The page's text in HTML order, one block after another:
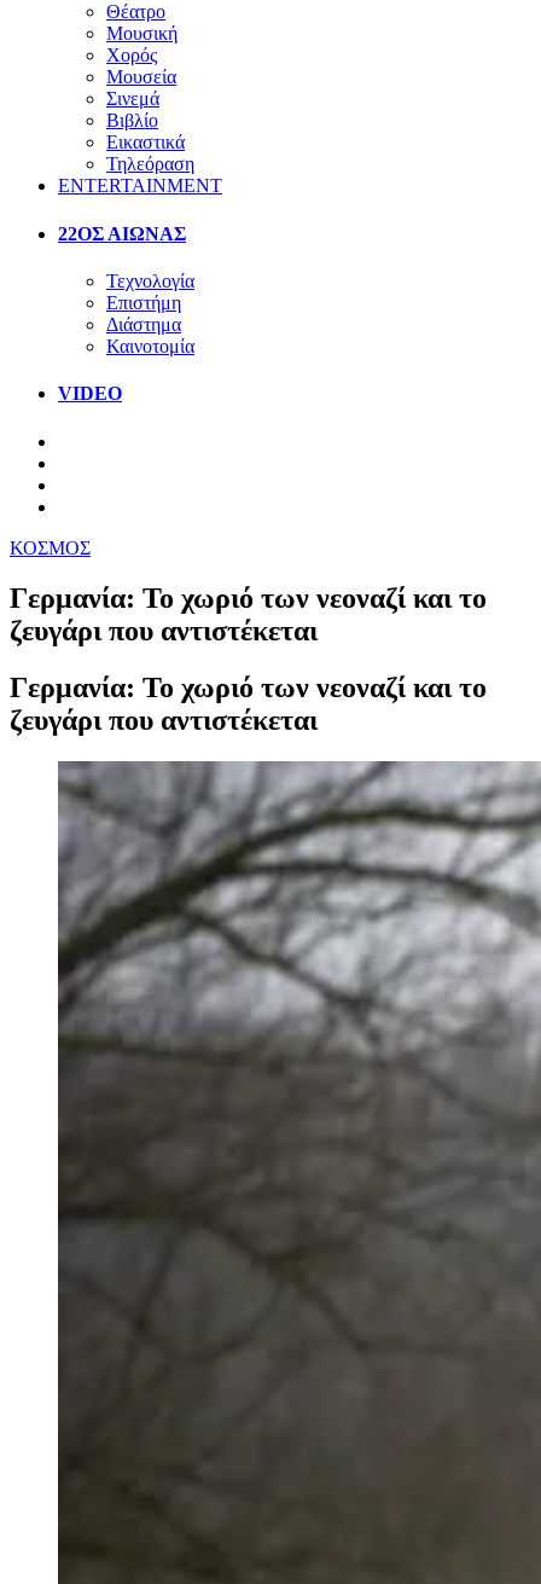
Θέατρο
Μουσική
Χορός
Μουσεία
Σινεμά
Βιβλίο
Εικαστικά
Τηλεόραση
ENTERTAINMENT
22ΟΣ ΑΙΩΝΑΣ
Τεχνολογία
Επιστήμη
Διάστημα
Καινοτομία
VIDEO
ΚΟΣΜΟΣ
Γερμανία: Το χωριό των νεοναζί και το
ζευγάρι που αντιστέκεται
Γερμανία: Το χωριό των νεοναζί και το
ζευγάρι που αντιστέκεται